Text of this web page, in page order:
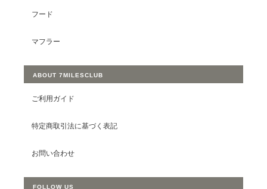
フード
マフラー
ABOUT 7MILESCLUB
ご利用ガイド
特定商取引法に基づく表記
お問い合わせ
FOLLOW US